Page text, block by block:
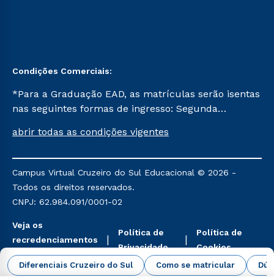
Diferenciais Cruzeiro do Sul Como se matricular
Condições Comerciais:
*Para a Graduação EAD, as matrículas serão isentas
nas seguintes formas de ingresso: Segunda
Já para as demais, a taxa de matrícula será de R$
mencionadas são referentes aos cursos: Ensino
Religioso, Geografia para a Docência e Metodologia
do Ensino de História: Questões Atuais.
abrir todas as condições vigentes
Campus Virtual Cruzeiro do Sul Educacional © 2026 -
Todos os direitos reservados.
CNPJ: 62.984.091/0001-02
Veja os
recredenciamentos
aqui
Política de
Privacidade
Política de
Cookies